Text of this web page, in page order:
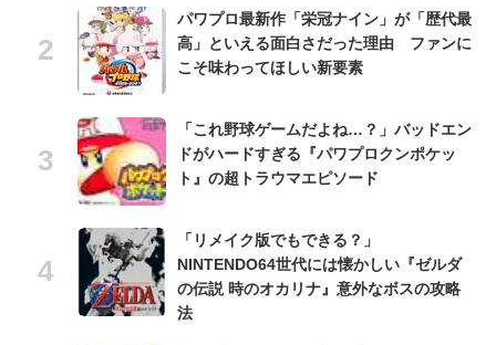
パワプロ最新作「栄冠ナイン」が「歴代最
高」といえる面白さだった理由 ファンに
こそ味わってほしい新要素
「これ野球ゲームだよね…？」バッドエン
ドがハードすぎる『パワプロクンポケッ
ト』の超トラウマエピソード
「リメイク版でもできる？」
NINTENDO64世代には懐かしい『ゼルダ
の伝説 時のオカリナ』意外なボスの攻略
法